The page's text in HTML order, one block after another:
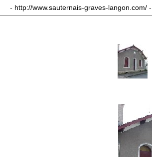
- http://www.sauternais-graves-langon.com/ -